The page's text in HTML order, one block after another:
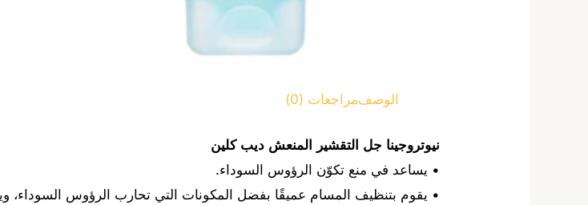
الوصفمراجعات (0)
نيوتروجينا جل التقشير المنعش ديب كلين
• يساعد في منع تكوّن الرؤوس السوداء.
• يقوم بتنظيف المسام عميقًا بفضل المكونات التي تحارب الرؤوس السوداء، ويبقي